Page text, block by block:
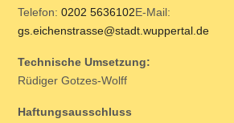
Telefon: 0202 5636102E-Mail:
gs.eichenstrasse@stadt.wuppertal.de
Technische Umsetzung:
Rüdiger Gotzes-Wolff
Haftungsausschluss